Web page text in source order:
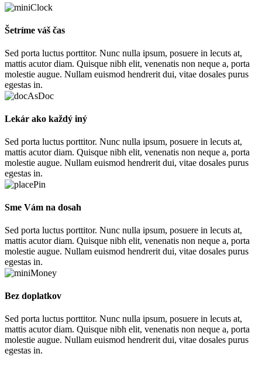
Šetríme váš čas
Sed porta luctus porttitor. Nunc nulla ipsum, posuere in lecuts at,
mattis acutor diam. Quisque nibh elit, venenatis non neque a, porta
molestie augue. Nullam euismod hendrerit dui, vitae dosales purus
egestas in.
Lekár ako každý iný
Sed porta luctus porttitor. Nunc nulla ipsum, posuere in lecuts at,
mattis acutor diam. Quisque nibh elit, venenatis non neque a, porta
molestie augue. Nullam euismod hendrerit dui, vitae dosales purus
egestas in.
Sme Vám na dosah
Sed porta luctus porttitor. Nunc nulla ipsum, posuere in lecuts at,
mattis acutor diam. Quisque nibh elit, venenatis non neque a, porta
molestie augue. Nullam euismod hendrerit dui, vitae dosales purus
egestas in.
Bez doplatkov
Sed porta luctus porttitor. Nunc nulla ipsum, posuere in lecuts at,
mattis acutor diam. Quisque nibh elit, venenatis non neque a, porta
molestie augue. Nullam euismod hendrerit dui, vitae dosales purus
egestas in.